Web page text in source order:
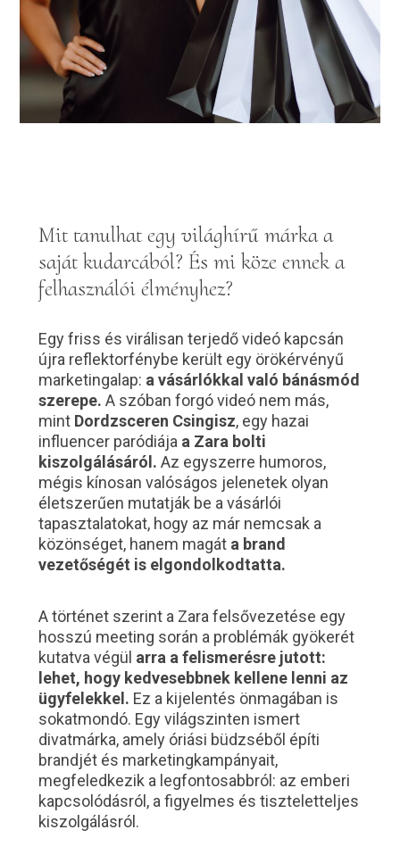
Mit tanulhat egy világhírű márka a
saját kudarcából? És mi köze ennek a
felhasználói élményhez?
Egy friss és virálisan terjedő videó kapcsán
újra reflektorfénybe került egy örökérvényű
marketingalap: a vásárlókkal való bánásmód
szerepe. A szóban forgó videó nem más,
mint Dordzsceren Csingisz, egy hazai
influencer paródiája a Zara bolti
kiszolgálásáról. Az egyszerre humoros,
mégis kínosan valóságos jelenetek olyan
életszerűen mutatják be a vásárlói
tapasztalatokat, hogy az már nemcsak a
közönséget, hanem magát a brand
vezetőségét is elgondolkodtatta.
A történet szerint a Zara felsővezetése egy
hosszú meeting során a problémák gyökerét
kutatva végül arra a felismerésre jutott:
lehet, hogy kedvesebbnek kellene lenni az
ügyfelekkel. Ez a kijelentés önmagában is
sokatmondó. Egy világszinten ismert
divatmárka, amely óriási büdzséből építi
brandjét és marketingkampányait,
megfeledkezik a legfontosabbról: az emberi
kapcsolódásról, a figyelmes és tiszteletteljes
kiszolgálásról.